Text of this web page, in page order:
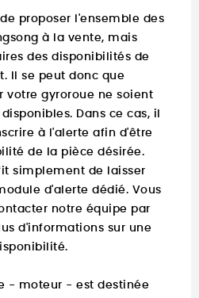
proposer l'ensemble des
à la vente, mais
des disponibilités de
Il se peut donc que
votre gyroroue ne soient
Dans ce cas, il
à l'alerte afin d'être
de la pièce désirée.
simplement de laisser
d'alerte dédié. Vous
notre équipe par
d'informations sur une
- moteur - est destinée